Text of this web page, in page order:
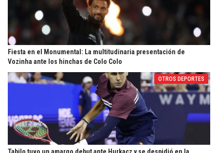
Fiesta en el Monumental: La multitudinaria presentación de
Vozinha ante los hinchas de Colo Colo
OTROS DEPORTES